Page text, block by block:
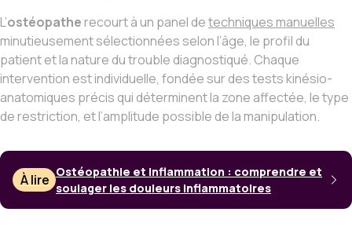
L’ostéopathe recourt à un panel detechniques manuelles
minutieusement sélectionnées selon l’âge, le profil du
patient et la nature du trouble diagnostiqué. Chaque
intervention est individuelle, fondée sur des tests kinésio-
anatomiques précis qui déterminent la zone affectée, le type
de restriction, et l’amplitude possible de la manipulation.
À lire Ostéopathie et inflammation : comprendre et
soulager les douleurs inflammatoires